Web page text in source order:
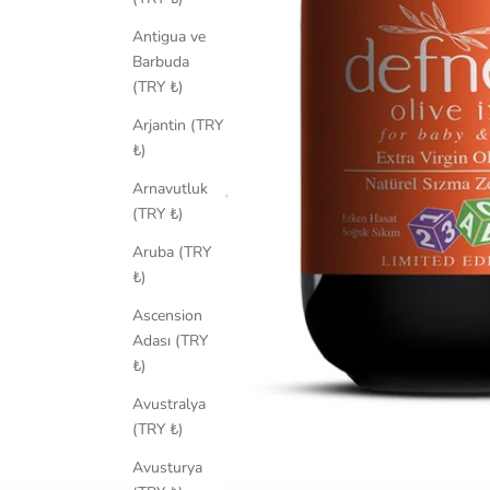
Antigua ve
Barbuda
(TRY ₺)
Arjantin (TRY
₺)
Arnavutluk
(TRY ₺)
Aruba (TRY
₺)
Ascension
Adası (TRY
₺)
Avustralya
(TRY ₺)
Avusturya